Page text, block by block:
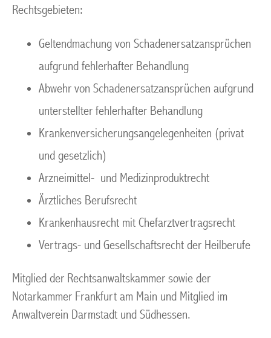
Rechtsgebieten:
Geltendmachung von Schadenersatzansprüchen
aufgrund fehlerhafter Behandlung
Abwehr von Schadenersatzansprüchen aufgrund
unterstellter fehlerhafter Behandlung
Krankenversicherungsangelegenheiten (privat
und gesetzlich)
Arzneimittel- und Medizinproduktrecht
Ärztliches Berufsrecht
Krankenhausrecht mit Chefarztvertragsrecht
Vertrags- und Gesellschaftsrecht der Heilberufe
Mitglied der Rechtsanwaltskammer sowie der
Notarkammer Frankfurt am Main und Mitglied im
Anwaltverein Darmstadt und Südhessen.